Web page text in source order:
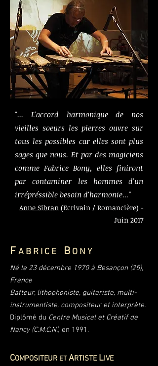
"... L'accord harmonique de nos
vieilles soeurs les pierres ouvre sur
tous les possibles car elles sont plus
sages que nous. Et par des magiciens
comme Fabrice Bony, elles finiront
par contaminer les hommes d'un
irrépréssible besoin d'harmonie..."
Anne Sibran (Ecrivain / Romancière) -
Juin 2017
F A B R I C E B O N Y
Né le 23 décembre 1970 à Besançon (25),
France
Batteur, lithophoniste, guitariste, multi-
instrumentiste, compositeur et interprète.
Diplômé du Centre Musical et Créatif de
Nancy (C.M.C.N.) en 1991.
COMPOSITEUR ET ARTISTE LIVE